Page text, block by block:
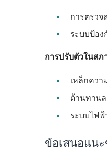
การตรว
ระบบป้อง
การปรับตัวในส
เหล็กคว
ต้านทาน
ระบบไฟ
ข้อเสนอแน